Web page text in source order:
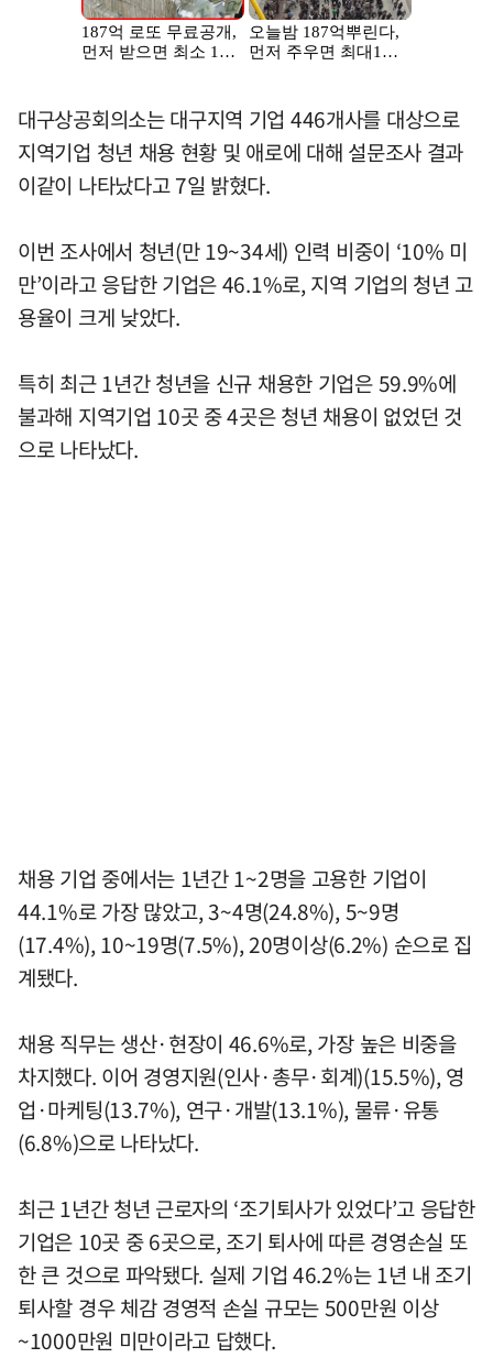
대구상공회의소는 대구지역 기업 446개사를 대상으로
지역기업 청년 채용 현황 및 애로에 대해 설문조사 결과
이같이 나타났다고 7일 밝혔다.
이번 조사에서 청년(만 19~34세) 인력 비중이 ‘10% 미
만’이라고 응답한 기업은 46.1%로, 지역 기업의 청년 고
용율이 크게 낮았다.
특히 최근 1년간 청년을 신규 채용한 기업은 59.9%에
불과해 지역기업 10곳 중 4곳은 청년 채용이 없었던 것
으로 나타났다.
채용 기업 중에서는 1년간 1~2명을 고용한 기업이
44.1%로 가장 많았고, 3~4명(24.8%), 5~9명
(17.4%), 10~19명(7.5%), 20명이상(6.2%) 순으로 집
계됐다.
채용 직무는 생산·현장이 46.6%로, 가장 높은 비중을
차지했다. 이어 경영지원(인사·총무·회계)(15.5%), 영
업·마케팅(13.7%), 연구·개발(13.1%), 물류·유통
(6.8%)으로 나타났다.
최근 1년간 청년 근로자의 ‘조기퇴사가 있었다’고 응답한
기업은 10곳 중 6곳으로, 조기 퇴사에 따른 경영손실 또
한 큰 것으로 파악됐다. 실제 기업 46.2%는 1년 내 조기
퇴사할 경우 체감 경영적 손실 규모는 500만원 이상
~1000만원 미만이라고 답했다.